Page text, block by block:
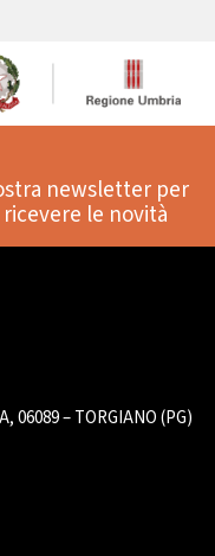
newsletter per
le novità
06089 – TORGIANO (PG)